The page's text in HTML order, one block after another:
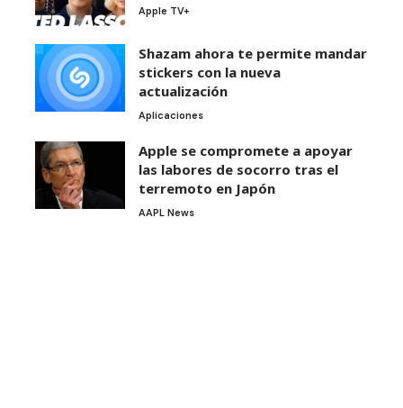
Apple TV+
Shazam ahora te permite mandar
stickers con la nueva
actualización
Aplicaciones
Apple se compromete a apoyar
las labores de socorro tras el
terremoto en Japón
AAPL News